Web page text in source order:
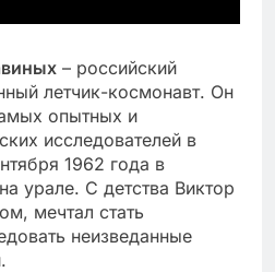
– российский
летчик-космонавт. Он
опытных и
исследователей в
1962 года в
урале. С детства Виктор
мечтал стать
неизведанные